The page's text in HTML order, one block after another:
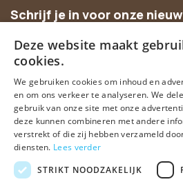
Schrijf je in voor onze
aanbiedingen.
Deze website maakt
cookies.
We gebruiken cookies om inhoud en
en om ons verkeer te analyseren. We
gebruik van onze site met onze
deze kunnen combineren met andere
verstrekt of die zij hebben verzameld
diensten. Lees verder
STRIKT NOODZAKELIJK